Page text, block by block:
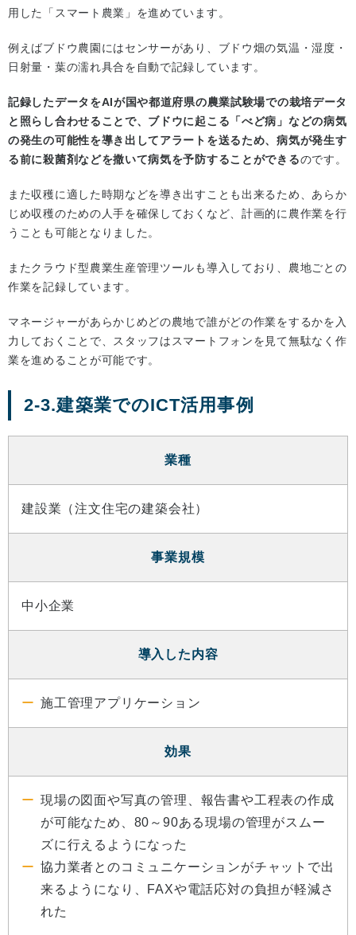
用した「スマート農業」を進めています。
例えばブドウ農園にはセンサーがあり、ブドウ畑の気温・湿度・
日射量・葉の濡れ具合を自動で記録しています。
記録したデータをAIが国や都道府県の農業試験場での栽培データ
と照らし合わせることで、ブドウに起こる「べど病」などの病気
の発生の可能性を導き出してアラートを送るため、病気が発生す
る前に殺菌剤などを撒いて病気を予防することができるのです。
また収穫に適した時期などを導き出すことも出来るため、あらか
じめ収穫のための人手を確保しておくなど、計画的に農作業を行
うことも可能となりました。
またクラウド型農業生産管理ツールも導入しており、農地ごとの
作業を記録しています。
マネージャーがあらかじめどの農地で誰がどの作業をするかを入
力しておくことで、スタッフはスマートフォンを見て無駄なく作
業を進めることが可能です。
2-3.建築業でのICT活用事例
業種
建設業（注文住宅の建築会社）
事業規模
中小企業
導入した内容
施工管理アプリケーション
効果
現場の図面や写真の管理、報告書や工程表の作成
が可能なため、80～90ある現場の管理がスムー
ズに行えるようになった
協力業者とのコミュニケーションがチャットで出
来るようになり、FAXや電話応対の負担が軽減さ
れた